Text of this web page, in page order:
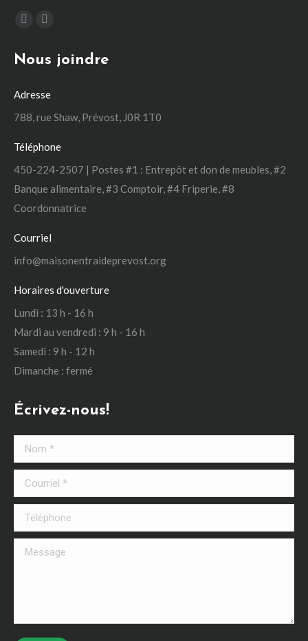
Trouvez nous sur :
Facebook
dans
une
fenêtre
Instagram
dans
une
fenêtre
Nous joindre
Adresse
788, rue Shaw, Prévost, J0R 1T0
Téléphone
450-224-2507 | Postes #1 : Entrepôt et don de meubles, #2
Banque alimentaire, #3 Comptoir, #4 Friperie, #8
Coordonnatrice
Courriel
info@maisonentraideprevost.org
Horaires d'ouverture
Lundi : 13 h - 16 h
Mardi au vendredi : 9 h - 16 h
Samedi : 9 h - 12 h
Dimanche : fermé
Écrivez-nous!
Nom *
Courriel *
Téléphone
Message